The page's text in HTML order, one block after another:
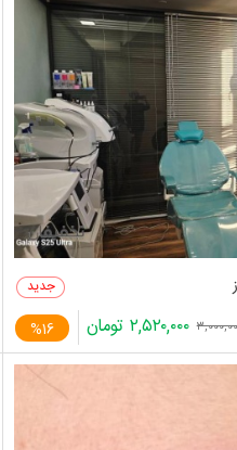
%16 ۲,۵۲۰,۰۰۰ تومان